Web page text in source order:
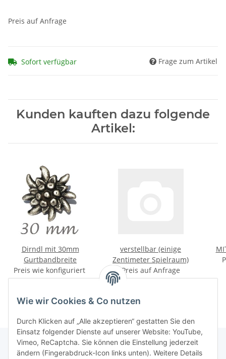
Preis auf Anfrage
Sofort verfügbar Frage zum Artikel
Kunden kauften dazu folgende
Artikel:
Dirndl mit 30mm
Gurtbandbreite
Preis wie konfiguriert
verstellbar (einige
Zentimeter Spielraum)
Preis auf Anfrage
Wie wir Cookies & Co nutzen
Durch Klicken auf „Alle akzeptieren“ gestatten Sie den
Einsatz folgender Dienste auf unserer Website: YouTube,
Vimeo, ReCaptcha. Sie können die Einstellung jederzeit
ändern (Fingerabdruck-Icon links unten). Weitere Details